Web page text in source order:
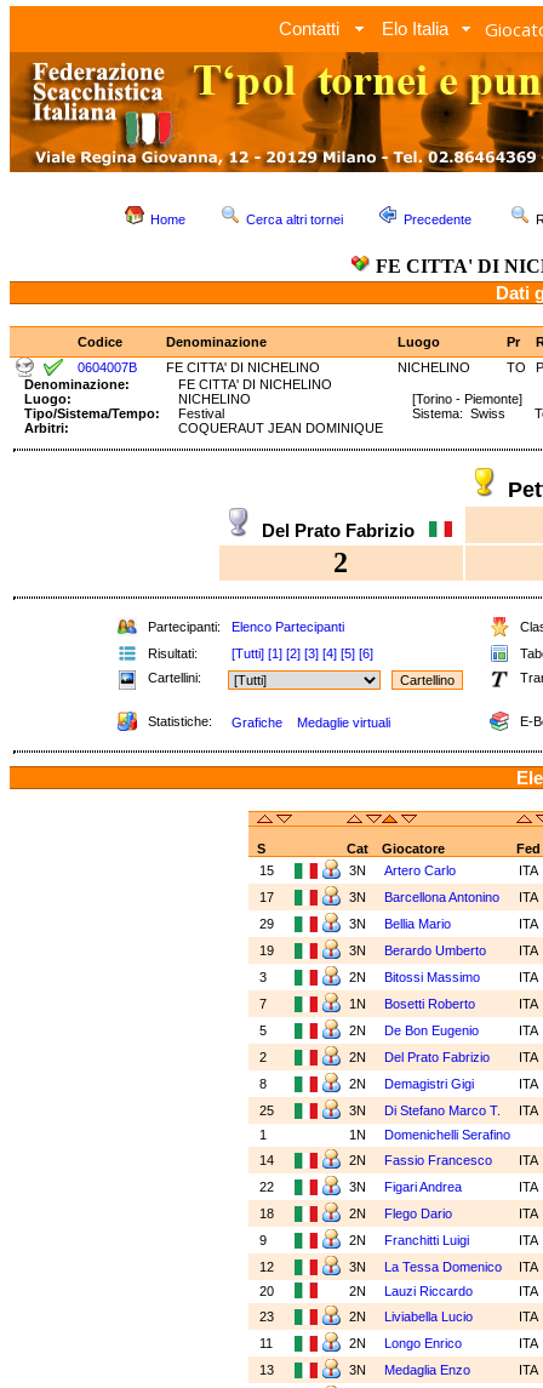
Contatti Elo Italia
Home Cerca altri tornei Precedente
FE CITTA' DI
Dati
Codice Denominazione Luogo Pr
0604007B
FE CITTA' DI NICHELINO NICHELINO TO
Denominazione:
FE CITTA' DI NICHELINO
Luogo:
NICHELINO
[Torino - Piemonte]
Tipo/Sistema/Tempo:
Festival
Sistema: Swiss
Arbitri:
COQUERAUT JEAN DOMINIQUE
Del Prato Fabrizio
2
Partecipanti: Elenco Partecipanti
Risultati:
[Tutti] [1] [2] [3] [4] [5] [6]
Cartellini:
Statistiche: Grafiche Medaglie virtuali E-
S Cat Giocatore
Fed
15
3N Artero Carlo
ITA
17
3N Barcellona Antonino
ITA
29
3N Bellia Mario
ITA
19
3N Berardo Umberto
ITA
3
2N Bitossi Massimo
ITA
7
1N Bosetti Roberto
ITA
5
2N De Bon Eugenio
ITA
2
2N Del Prato Fabrizio
ITA
8
2N Demagistri Gigi
ITA
25
3N Di Stefano Marco T.
ITA
1
1N
Domenichelli Serafino
14
2N Fassio Francesco
ITA
22
3N Figari Andrea
ITA
18
2N Flego Dario
ITA
9
2N Franchitti Luigi
ITA
12
3N La Tessa Domenico
ITA
20
2N Lauzi Riccardo
ITA
23
2N Liviabella Lucio
ITA
11
2N Longo Enrico
ITA
13
3N Medaglia Enzo
ITA